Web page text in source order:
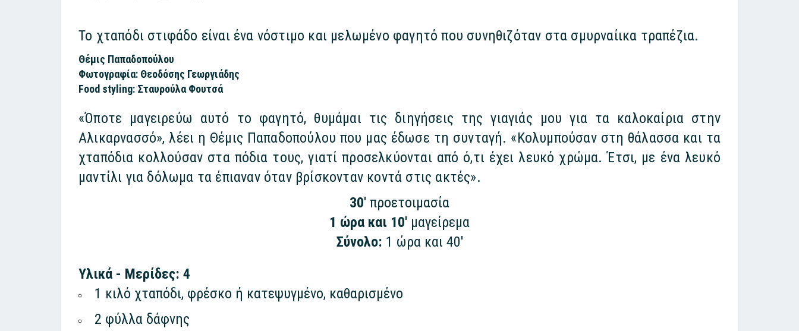
Το χταπόδι στιφάδο είναι ένα νόστιμο και μελωμένο φαγητό που συνηθιζόταν στα σμυρναίικα τραπέζια.
Θέμις Παπαδοπούλου
Φωτογραφία: Θεοδόσης Γεωργιάδης
Food styling: Σταυρούλα Φουτσά
«Όποτε μαγειρεύω αυτό το φαγητό, θυμάμαι τις διηγήσεις της γιαγιάς μου για τα καλοκαίρια στην
Αλικαρνασσό», λέει η Θέμις Παπαδοπούλου που μας έδωσε τη συνταγή. «Κολυμπούσαν στη θάλασσα και τα
χταπόδια κολλούσαν στα πόδια τους, γιατί προσελκύονται από ό,τι έχει λευκό χρώμα. Έτσι, με ένα λευκό
μαντίλι για δόλωμα τα έπιαναν όταν βρίσκονταν κοντά στις ακτές».
30' προετοιμασία
1 ώρα και 10' μαγείρεμα
Σύνολο: 1 ώρα και 40'
Υλικά - Μερίδες: 4
1 κιλό χταπόδι, φρέσκο ή κατεψυγμένο, καθαρισμένο
2 φύλλα δάφνης